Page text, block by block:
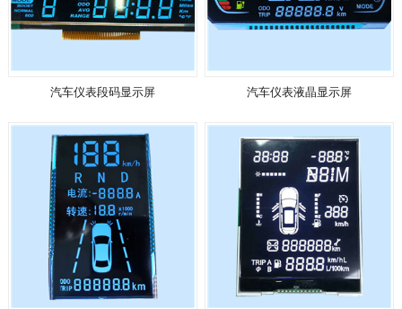
汽车仪表段码显示屏 汽车仪表液晶显示屏